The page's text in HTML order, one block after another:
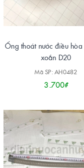
Ống thoát nước điều
xoắn D20
Mã SP: AH0482
3.700₫